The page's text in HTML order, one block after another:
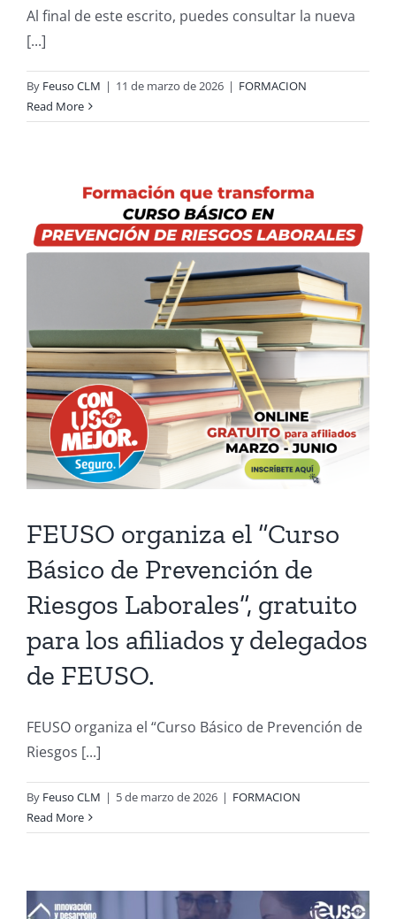
Al final de este escrito, puedes consultar la nueva
[...]
By Feuso CLM | 11 de marzo de 2026 | FORMACION
Read More
FEUSO organiza el “Curso
Básico de Prevención de
Riesgos Laborales”, gratuito
para los afiliados y delegados
de FEUSO.
FEUSO organiza el “Curso Básico de Prevención de
Riesgos [...]
By Feuso CLM | 5 de marzo de 2026 | FORMACION
Read More